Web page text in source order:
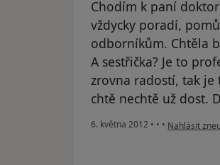
Chodím k paní
vždycky poradí,
odborníkům. Chtěla
A sestřička? Je to
zrovna radostí, tak
chtě nechtě už dost.
6. května 2012 • • • podle
Nahlásit